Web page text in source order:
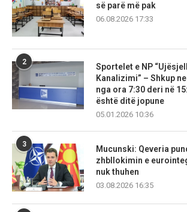
së parë më pak
06.08.2026 17:33
2
Sportelet e NP
Kanalizimi” – Shkup
nga ora 7:30 deri në
është ditë jopune
05.01.2026 10:36
3
Mucunski: Qeveria
zhbllokimin e
nuk thuhen
03.08.2026 16:35